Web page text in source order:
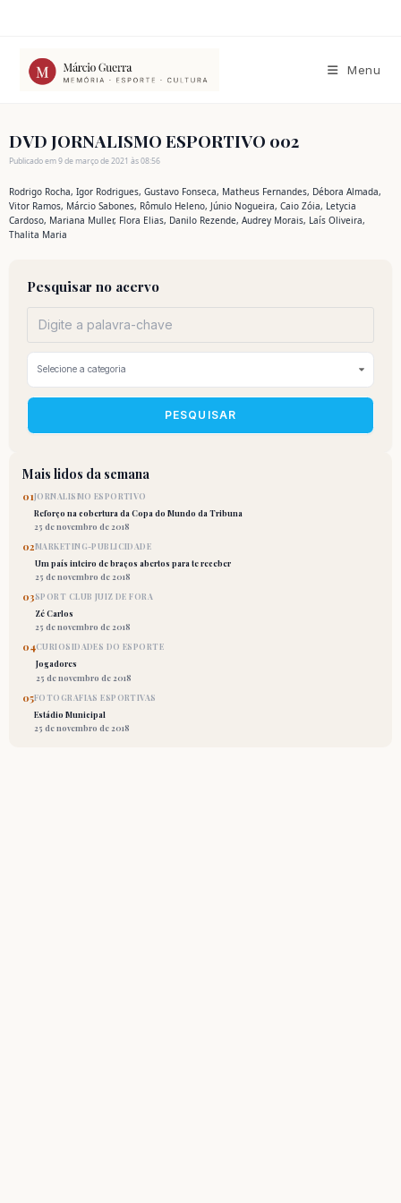
conteúdo
Menu
DVD JORNALISMO ESPORTIVO 002
Publicado em 9 de março de 2021 às 08:56
Rodrigo Rocha, Igor Rodrigues, Gustavo Fonseca, Matheus Fernandes, Débora Almada,
Vitor Ramos, Márcio Sabones, Rômulo Heleno, Júnio Nogueira, Caio Zóia, Letycia
Cardoso, Mariana Muller, Flora Elias, Danilo Rezende, Audrey Morais, Laís Oliveira,
Thalita Maria
Pesquisar no acervo
PESQUISAR
Mais lidos da semana
01JORNALISMO ESPORTIVO
Reforço na cobertura da Copa do Mundo da Tribuna
25 de novembro de 2018
02MARKETING-PUBLICIDADE
Um país inteiro de braços abertos para te receber
25 de novembro de 2018
03SPORT CLUB JUIZ DE FORA
Zé Carlos
25 de novembro de 2018
04CURIOSIDADES DO ESPORTE
Jogadores
25 de novembro de 2018
05FOTOGRAFIAS ESPORTIVAS
Estádio Municipal
25 de novembro de 2018